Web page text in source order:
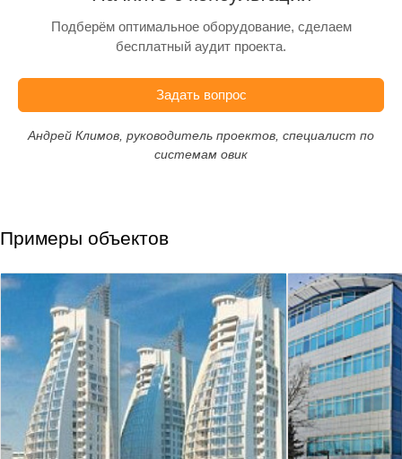
Подберём оптимальное оборудование, сделаем
бесплатный аудит проекта.
Задать вопрос
Андрей Климов, руководитель проектов, специалист по
системам овик
Примеры объектов